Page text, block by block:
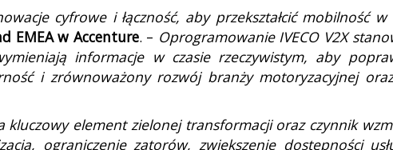
cyfrowe i łączność, aby przekształcić mobilność
EMEA w Accenture. – Oprogramowanie IVECO V2X
informacje w czasie rzeczywistym, aby
i zrównoważony rozwój branży motoryzacyjnej
element zielonej transformacji oraz czynnik
ograniczenie zatorów, zwiększenie dostępności